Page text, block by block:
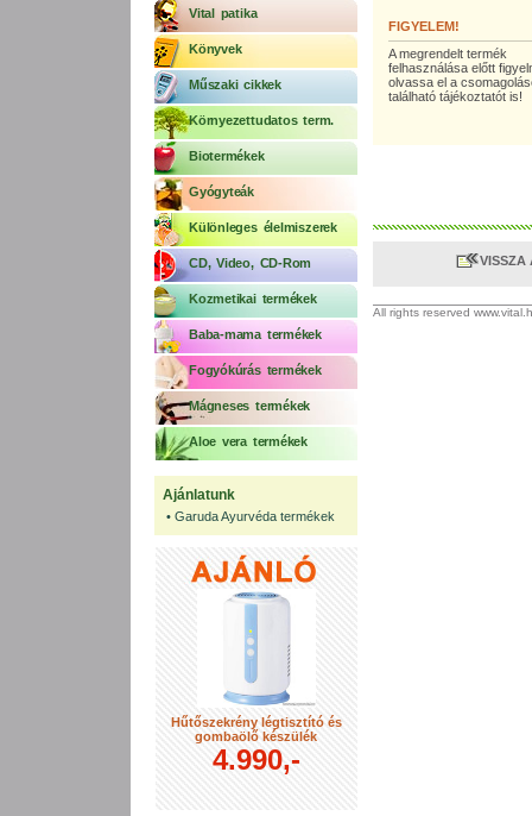
Vital patika
Könyvek
Műszaki cikkek
Környezettudatos term.
Biotermékek
Gyógyteák
Különleges élelmiszerek
CD, Video, CD-Rom
Kozmetikai termékek
Baba-mama termékek
Fogyókúrás termékek
Mágneses termékek
Aloe vera termékek
Ajánlatunk
• Garuda Ayurvéda termékek
Hűtőszekrény légtisztító és
gombaölő készülék
4.990,-
FIGYELEM!
A megrendelt termék
felhasználása előtt
olvassa el a
található tájékoztatót is!
VISSZA
All rights reserved